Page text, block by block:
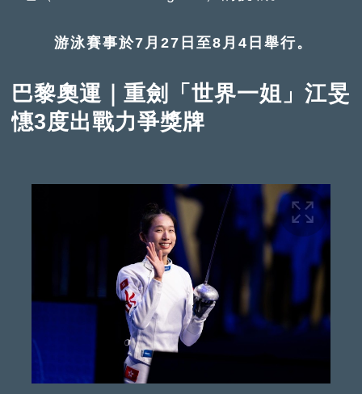
游泳賽事於7月27日至8月4日舉行。
巴黎奧運｜重劍「世界一姐」江旻
憓3度出戰力爭獎牌